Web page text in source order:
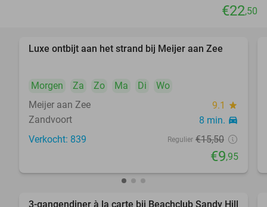
€22,50
36%
Luxe ontbijt aan het strand bij Meijer aan Zee
Morgen Za Zo Ma Di
Wo
Meijer aan Zee
9.1 star
Zandvoort 8 min. directions_car
Verkocht: 839 Regulier €15,50
€9,95
3-gangendiner à la carte bij Beachclub Sandy Hill